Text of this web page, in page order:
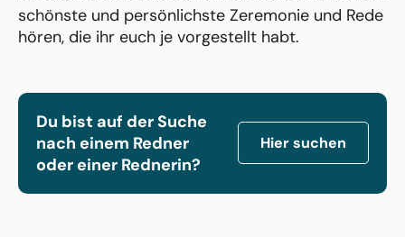
schönste und persönlichste Zeremonie und Rede
hören, die ihr euch je vorgestellt habt.
Du bist auf der Suche
nach einem Redner
oder einer Rednerin?
Hier suchen